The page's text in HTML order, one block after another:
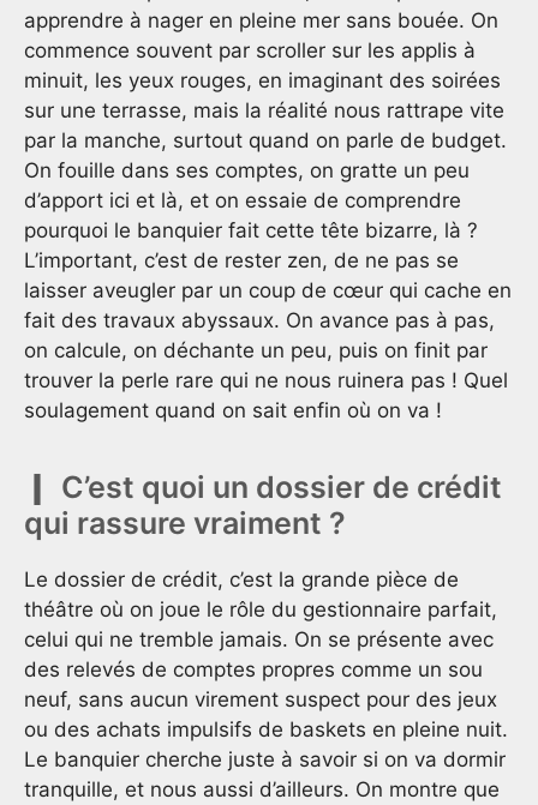
apprendre à nager en pleine mer sans bouée. On
commence souvent par scroller sur les applis à
minuit, les yeux rouges, en imaginant des soirées
sur une terrasse, mais la réalité nous rattrape vite
par la manche, surtout quand on parle de budget.
On fouille dans ses comptes, on gratte un peu
d’apport ici et là, et on essaie de comprendre
pourquoi le banquier fait cette tête bizarre, là ?
L’important, c’est de rester zen, de ne pas se
laisser aveugler par un coup de cœur qui cache en
fait des travaux abyssaux. On avance pas à pas,
on calcule, on déchante un peu, puis on finit par
trouver la perle rare qui ne nous ruinera pas ! Quel
soulagement quand on sait enfin où on va !
C’est quoi un dossier de crédit
qui rassure vraiment ?
Le dossier de crédit, c’est la grande pièce de
théâtre où on joue le rôle du gestionnaire parfait,
celui qui ne tremble jamais. On se présente avec
des relevés de comptes propres comme un sou
neuf, sans aucun virement suspect pour des jeux
ou des achats impulsifs de baskets en pleine nuit.
Le banquier cherche juste à savoir si on va dormir
tranquille, et nous aussi d’ailleurs. On montre que